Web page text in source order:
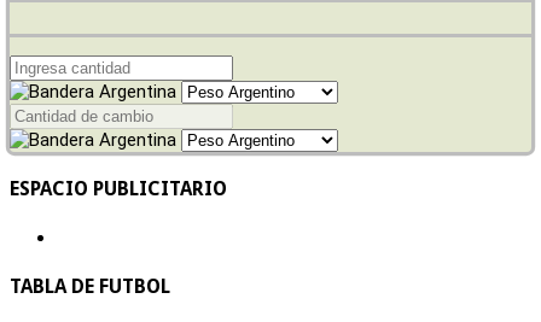
ESPACIO PUBLICITARIO
TABLA DE FUTBOL